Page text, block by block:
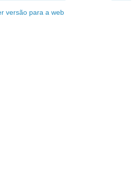
versão para a web